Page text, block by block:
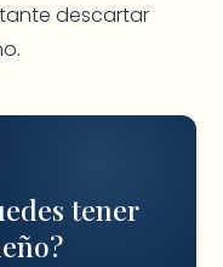
descartar
tener